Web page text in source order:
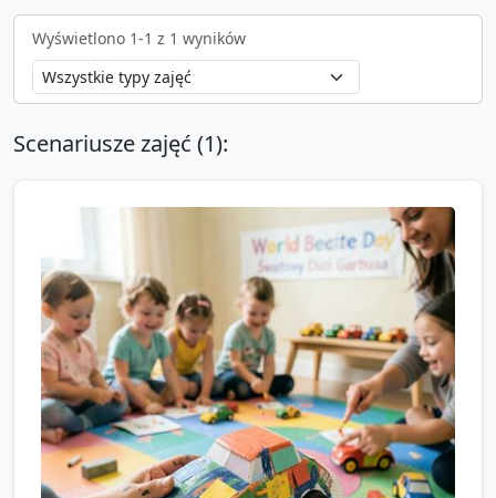
Wyświetlono 1-1 z 1 wyników
Scenariusze zajęć (1):